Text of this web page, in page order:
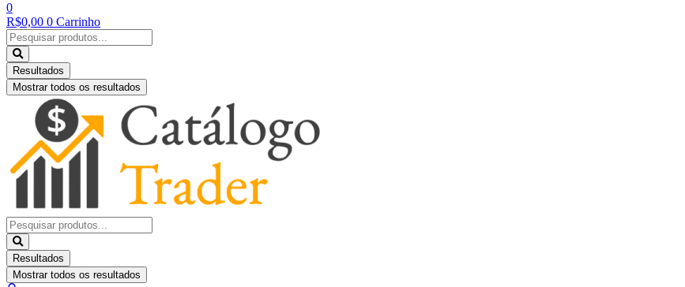
0
R$0,00 0 Carrinho
Pesquisar
...
Resultados
Mostrar todos os resultados
Pesquisar
...
Resultados
Mostrar todos os resultados